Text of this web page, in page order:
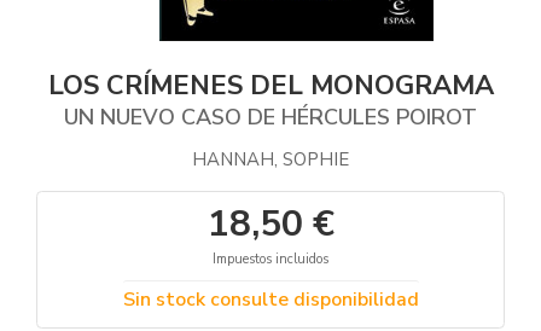
LOS CRÍMENES DEL MONOGRAMA
UN NUEVO CASO DE HÉRCULES POIROT
HANNAH, SOPHIE
18,50 €
Impuestos incluidos
Sin stock consulte disponibilidad